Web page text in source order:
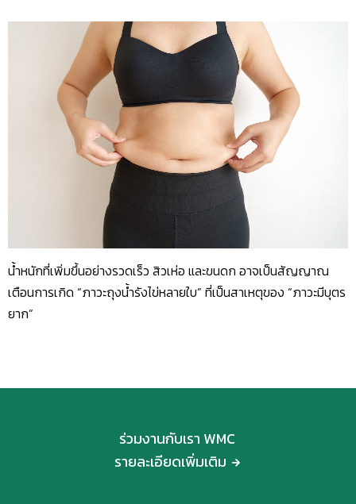
น้ำหนักที่เพิ่มขึ้นอย่างรวดเร็ว สิวเห่อ และขนดก อาจเป็นสัญญาณ
เตือนการเกิด “ภาวะถุงน้ำรังไข่หลายใบ” ที่เป็นสาเหตุของ “ภาวะมีบุตร
ยาก”
ร่วมงานกับเรา WMC
รายละเอียดเพิ่มเติม